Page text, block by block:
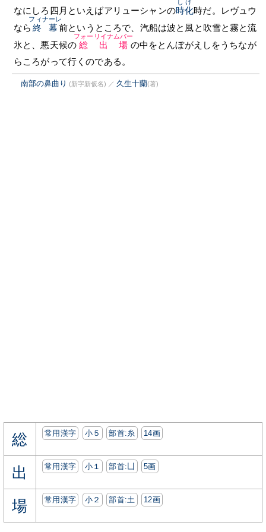
なにしろ四月といえばアリューシャンの時化
しけ
時だ。レヴュウ
なら 終幕
フィナーレ
前というところで、汽船は波と風と吹雪と霧と流
氷と、悪天候の 総出場
フォーリイナムバー
の中をとんぼがえしをうちなが
らころがって行くのである。
南部の鼻曲り (新字新仮名) ／ 久生十蘭(著)
総 常用漢字 小５ 部首:⽷ 14画
出 常用漢字 小１ 部首:⼐ 5画
場 常用漢字 小２ 部首:⼟ 12画